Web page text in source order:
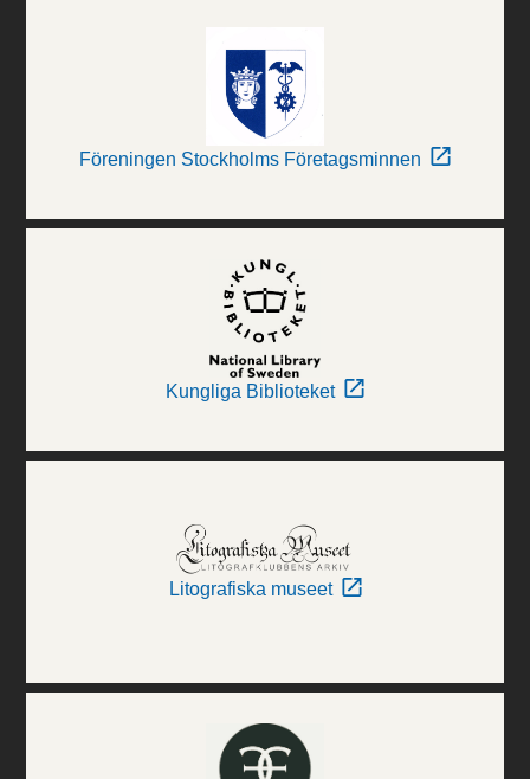
Föreningen Stockholms Företagsminnen
Kungliga Biblioteket
Litografiska museet